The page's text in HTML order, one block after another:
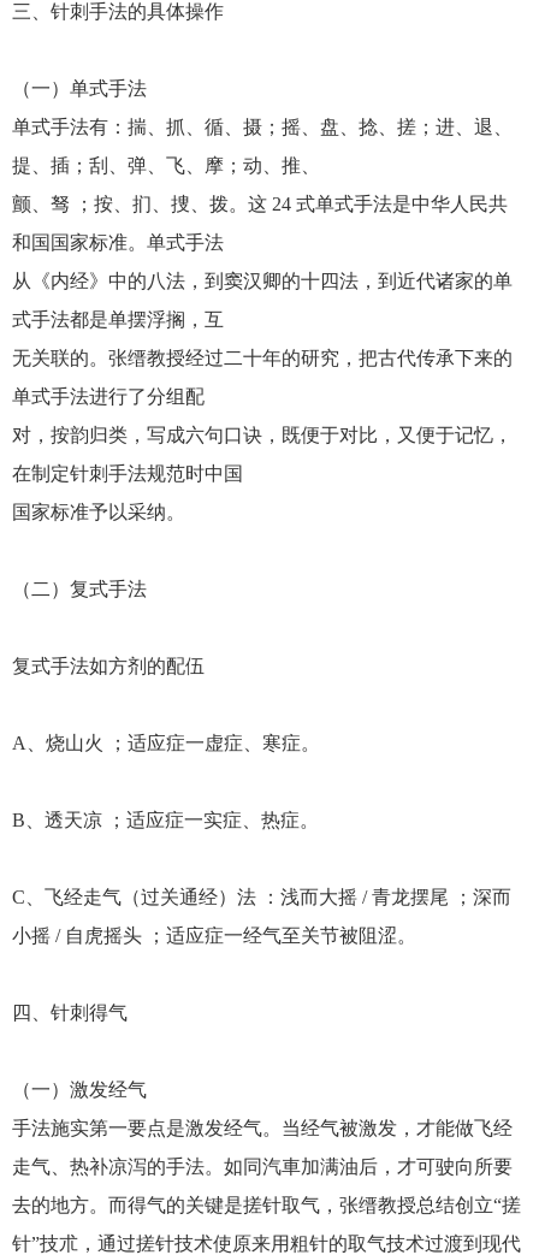
三、针刺手法的具体操作
（一）单式手法
单式手法有：揣、抓、循、摄；摇、盘、捻、搓；进、退、
提、插；刮、弹、飞、摩；动、推、
颤、驽 ；按、扪、捜、拨。这 24 式单式手法是中华人民共
和国国家标准。单式手法
从《内经》中的八法，到窦汉卿的十四法，到近代诸家的单
式手法都是单摆浮搁，互
无关联的。张缙教授经过二十年的研究，把古代传承下来的
单式手法进行了分组配
对，按韵归类，写成六句口诀，既便于对比，又便于记忆，
在制定针刺手法规范时中国
国家标准予以采纳。
（二）复式手法
复式手法如方剂的配伍
A、烧山火 ；适应症一虚症、寒症。
B、透天凉 ；适应症一实症、热症。
C、飞经走气（过关通经）法 ：浅而大摇 / 青龙摆尾 ；深而
小摇 / 自虎摇头 ；适应症一经气至关节被阻涩。
四、针刺得气
（一）激发经气
手法施实第一要点是激发经气。当经气被激发，才能做飞经
走气、热补凉泻的手法。如同汽車加满油后，才可驶向所要
去的地方。而得气的关键是搓针取气，张缙教授总结创立“搓
针”技朮，通过搓针技术使原来用粗针的取气技术过渡到现代